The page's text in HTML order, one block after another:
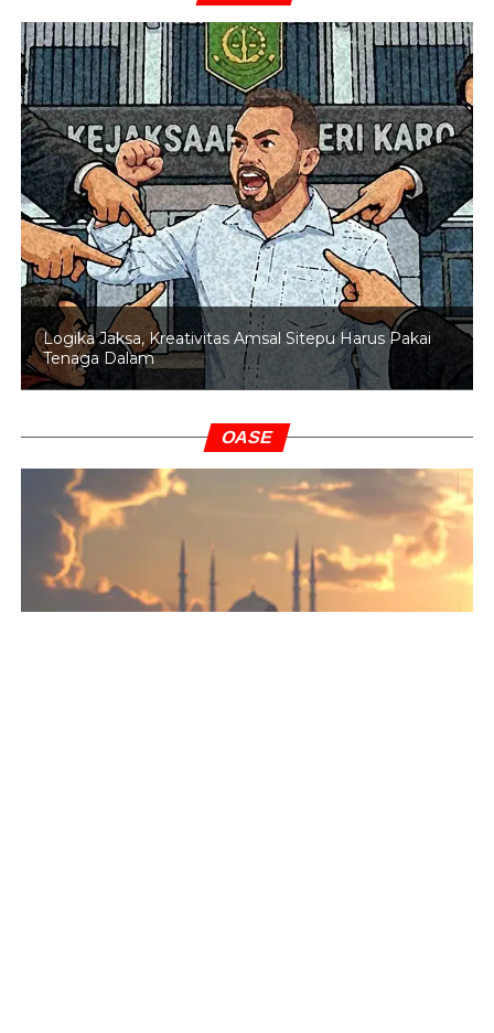
Logika Jaksa, Kreativitas Amsal Sitepu Harus Pakai
Tenaga Dalam
OASE